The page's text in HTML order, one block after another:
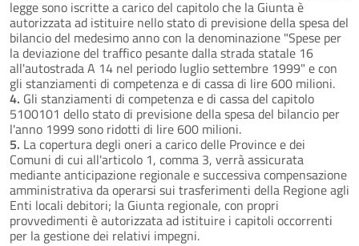
legge sono iscritte a carico del capitolo che la Giunta è
autorizzata ad istituire nello stato di previsione della spesa del
bilancio del medesimo anno con la denominazione "Spese per
la deviazione del traffico pesante dalla strada statale 16
all'autostrada A 14 nel periodo luglio settembre 1999" e con
gli stanziamenti di competenza e di cassa di lire 600 milioni.
4. Gli stanziamenti di competenza e di cassa del capitolo
5100101 dello stato di previsione della spesa del bilancio per
l'anno 1999 sono ridotti di lire 600 milioni.
5. La copertura degli oneri a carico delle Province e dei
Comuni di cui all'articolo 1, comma 3, verrà assicurata
mediante anticipazione regionale e successiva compensazione
amministrativa da operarsi sui trasferimenti della Regione agli
Enti locali debitori; la Giunta regionale, con propri
provvedimenti è autorizzata ad istituire i capitoli occorrenti
per la gestione dei relativi impegni.